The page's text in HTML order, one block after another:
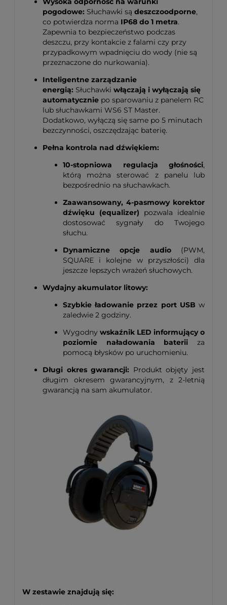
pogodowe: Słuchawki są deszczoodporne,
co potwierdza norma IP68 do 1 metra.
Zapewnia to bezpieczeństwo podczas
deszczu, przy kontakcie z falami czy przy
przypadkowym wpadnięciu do wody (nie są
przeznaczone do nurkowania).
Inteligentne zarządzanie
energią: Słuchawki włączają i wyłączają się
automatycznie po sparowaniu z panelem RC
lub słuchawkami WS6 ST Master.
Dodatkowo, wyłączą się same po 5 minutach
bezczynności, oszczędzając baterię.
Pełna kontrola nad dźwiękiem:
10-stopniowa regulacja głośności,
którą można sterować z panelu lub
bezpośrednio na słuchawkach.
Zaawansowany, 4-pasmowy korektor
dźwięku (equalizer) pozwala idealnie
dostosować sygnały do Twojego
słuchu.
Dynamiczne opcje audio(PWM,
SQUARE i kolejne w przyszłości) dla
jeszcze lepszych wrażeń słuchowych.
Wydajny akumulator litowy:
Szybkie ładowanie przez port USB w
zaledwie 2 godziny.
Wygodny wskaźnik LED informujący o
poziomie naładowania baterii za
pomocą błysków po uruchomieniu.
Długi okres gwarancji: Produkt objęty jest
długim okresem gwarancyjnym, z 2-letnią
gwarancją na sam akumulator.
W zestawie znajdują się: